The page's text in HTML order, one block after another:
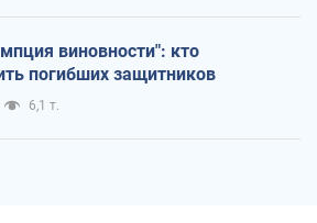
виновности": кто
погибших защитников
6,1 т.